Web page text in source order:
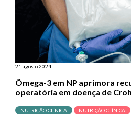
21 agosto 2024
Ômega-3 em NP aprimora
operatória em doença de
NUTRIÇÃO CLÍNICA NUTRIÇÃO CLÍNICA